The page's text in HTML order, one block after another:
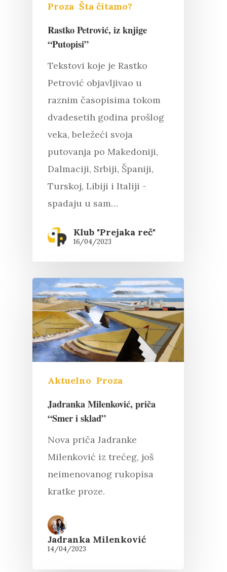
Proza Šta čitamo?
Rastko Petrović, iz knjige
“Putopisi”
Tekstovi koje je Rastko
Petrović objavljivao u
raznim časopisima tokom
dvadesetih godina prošlog
veka, beležeći svoja
putovanja po Makedoniji,
Dalmaciji, Srbiji, Španiji,
Turskoj, Libiji i Italiji -
spadaju u sam…
Klub "Prejaka reč"
16/04/2023
Aktuelno Proza
Jadranka Milenković, priča
“Smer i sklad”
Nova priča Jadranke
Milenković iz trećeg, još
neimenovanog rukopisa
kratke proze.
Jadranka Milenković
14/04/2023